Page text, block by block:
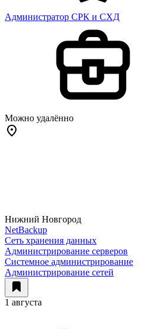
Администратор СРК и СХД
Можно удалённо
Нижний Новгород
NetBackup
Сеть хранения данных
Администрирование серверов
Системное администрирование
Администрирование сетей
1 августа